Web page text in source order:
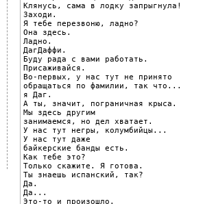
Клянусь, сама в лодку запрыгнула!
Заходи.
Я тебе перезвоню, ладно?
Она здесь.
Ладно.
ДагДаффи.
Буду рада с вами работать.
Присаживайся.
Во-первых, у нас тут не принято
обращаться по фамилии, так что...
я Даг.
А ты, значит, пограничная крыса.
Мы здесь другим
занимаемся, но дел хватает.
У нас тут негры, колумбийцы...
У нас тут даже
байкерские банды есть.
Как тебе это?
Только скажите. Я готова.
Ты знаешь испанский, так?
Да.
Да...
Это-то и произошло.